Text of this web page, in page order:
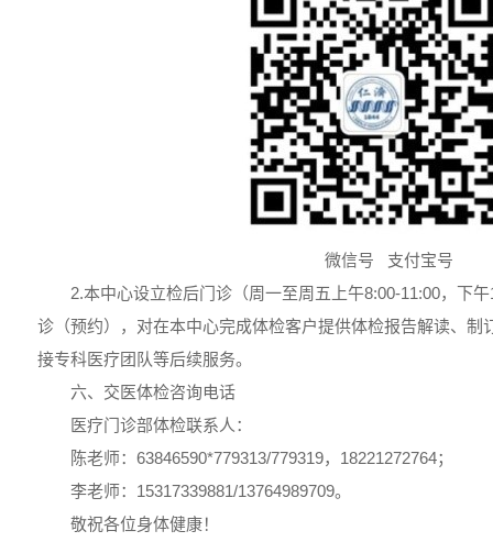
微信号 支付宝号
2.本中心设立检后门诊（周一至周五上午8:00-11:00，下
诊（预约），对在本中心完成体检客户提供体检报告解读、制
接专科医疗团队等后续服务。
六、交医体检咨询电话
医疗门诊部体检联系人：
陈老师：63846590*779313/779319，18221272764；
李老师：15317339881/13764989709。
敬祝各位身体健康！